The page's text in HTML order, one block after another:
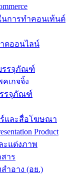
นการทำคอนเท้นต์
ดออนไลน์
รรจุภัณฑ์
เกจจิ้ง
รจุภัณฑ์
และสื่อโฆษณา
Product
ะแต่งภาพ
าร
ำอาง (อย.)